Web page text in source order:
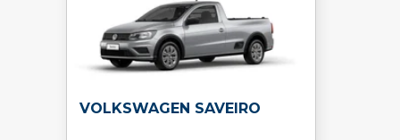
VOLKSWAGEN SAVEIRO